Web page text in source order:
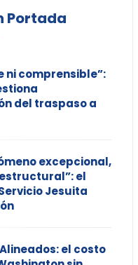
Portada
ni comprensible”:
del traspaso a
excepcional,
el
Jesuita
el costo